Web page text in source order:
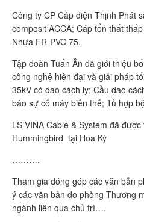
Công ty CP Cáp điện Thịnh Phát
composit ACCA; Cáp tổn thất
Nhựa FR-PVC 75.
Tập đoàn Tuấn Ân đã giới thiệu
công nghệ hiện đại và giải pháp
35kV có dao cách ly; Cầu dao
báo sự cố máy biến thế; Tủ hợp
LS VINA Cable & System đã
Hummingbird tại Hoa Kỳ
……….
Tham gia đóng góp các văn bản
ý các văn bản do phòng Thương
ngành liên qua chủ trì….